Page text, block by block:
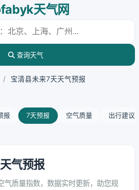
天气网
查询天气
/ 宝清县未来7天天气预报
报 7天预报 空气质量 出行建议
气预报
气质量指数，数据实时更新，助您规